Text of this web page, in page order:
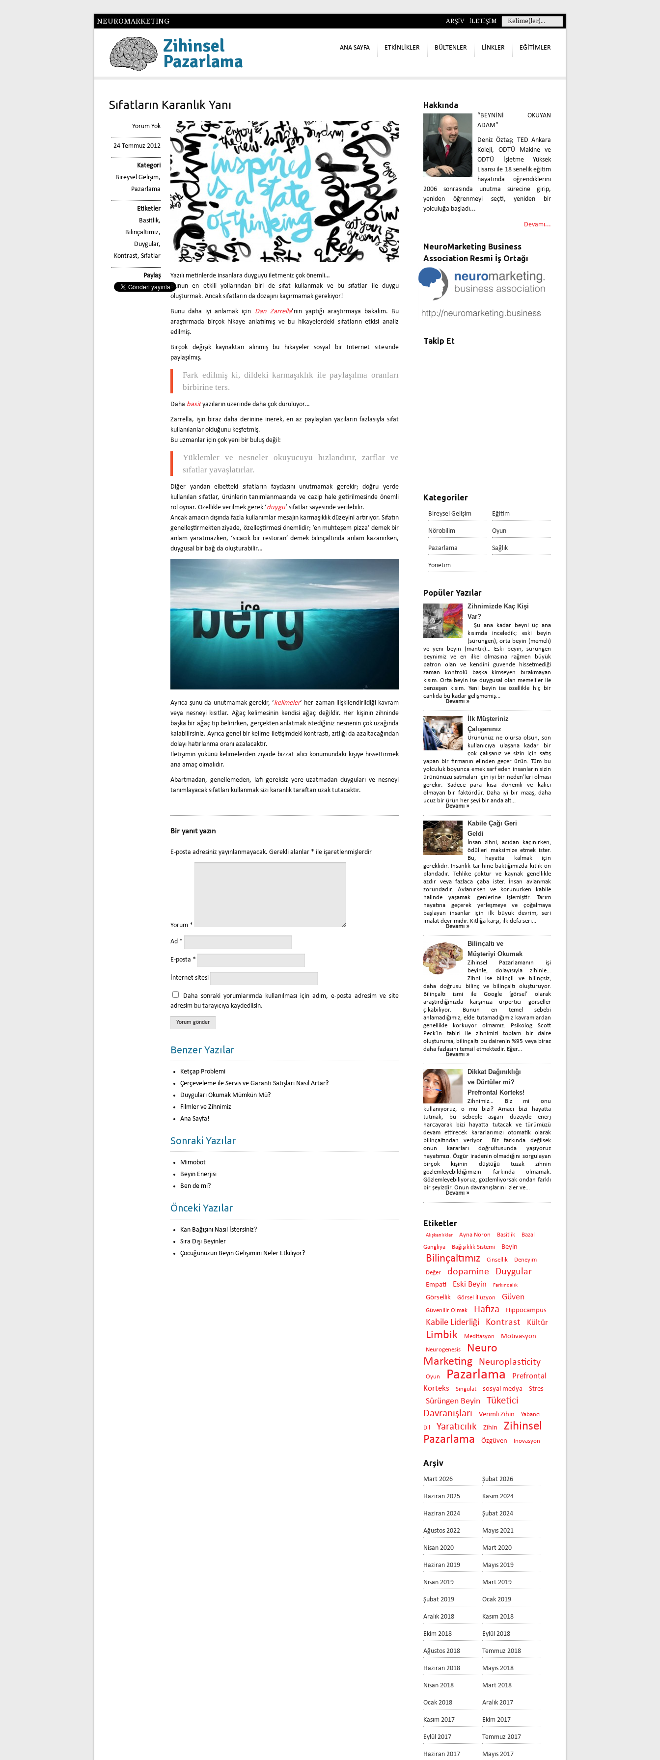
NEUROMARKETING ARŞİV İLETİŞİM
Zihinsel
Pazarlama
ANA SAYFA ETKİNLİKLER BÜLTENLER LİNKLER EĞİTİMLER
Sıfatların Karanlık Yanı
Yorum Yok
24 Temmuz 2012
Kategori
Bireysel Gelişim,
Pazarlama
Etiketler
Basitlik,
Bilinçaltımız,
Duygular,
Kontrast, Sıfatlar
Paylaş
Yazılı metinlerde insanlara duyguyu iletmeniz çok önemli…
Bunun en etkili yollarından biri de sıfat kullanmak ve bu sıfatlar ile duygu
oluşturmak. Ancak sıfatların da dozajını kaçırmamak gerekiyor!
Bunu daha iyi anlamak için Dan Zarrella’nın yaptığı araştırmaya bakalım. Bu
araştırmada birçok hikaye anlatılmış ve bu hikayelerdeki sıfatların etkisi analiz
edilmiş.
Birçok değişik kaynaktan alınmış bu hikayeler sosyal bir İnternet sitesinde
paylaşılmış.
Fark edilmiş ki, dildeki karmaşıklık ile paylaşılma oranları
birbirine ters.
Daha basityazıların üzerinde daha çok duruluyor…
Zarrella, işin biraz daha derinine inerek, en az paylaşılan yazıların fazlasıyla sıfat
kullanılanlar olduğunu keşfetmiş.
Bu uzmanlar için çok yeni bir buluş değil:
Yüklemler ve nesneler okuyucuyu hızlandırır, zarflar ve
sıfatlar yavaşlatırlar.
Diğer yandan elbetteki sıfatların faydasını unutmamak gerekir; doğru yerde
kullanılan sıfatlar, ürünlerin tanımlanmasında ve cazip hale getirilmesinde önemli
rol oynar. Özellikle verilmek gerek ‘duygu‘ sıfatlar sayesinde verilebilir.
Ancak amacın dışında fazla kullanımlar mesajın karmaşıklık düzeyini artırıyor. Sıfatın
genelleştirmekten ziyade, özelleştirmesi önemlidir; ‘en muhteşem pizza’ demek bir
anlam yaratmazken, ‘sıcacık bir restoran’ demek bilinçaltında anlam kazanırken,
duygusal bir bağ da oluşturabilir…
Ayrıca şunu da unutmamak gerekir, ‘kelimeler‘ her zaman ilişkilendirildiği kavram
veya nesneyi kısıtlar. Ağaç kelimesinin kendisi ağaç değildir. Her kişinin zihninde
başka bir ağaç tip belirirken, gerçekten anlatmak istediğiniz nesnenin çok uzağında
kalabilirsiniz. Ayrıca genel bir kelime iletişimdeki kontrastı, zıtlığı da azaltacağından
dolayı hatırlanma oranı azalacaktır.
İletişimin yükünü kelimelerden ziyade bizzat alıcı konumundaki kişiye hissettirmek
ana amaç olmalıdır.
Abartmadan, genellemeden, lafı gereksiz yere uzatmadan duyguları ve nesneyi
tanımlayacak sıfatları kullanmak sizi karanlık taraftan uzak tutacaktır.
Bir yanıt yazın
E-posta adresiniz yayınlanmayacak. Gerekli alanlar * ile işaretlenmişlerdir
Yorum *
Ad *
E-posta *
İnternet sitesi
Daha sonraki yorumlarımda kullanılması için adım, e-posta adresim ve site
adresim bu tarayıcıya kaydedilsin.
Benzer Yazılar
Ketçap Problemi
Çerçeveleme ile Servis ve Garanti Satışları Nasıl Artar?
Duyguları Okumak Mümkün Mü?
Filmler ve Zihnimiz
Ana Sayfa!
Sonraki Yazılar
Mimobot
Beyin Enerjisi
Ben de mi?
Önceki Yazılar
Kan Bağışını Nasıl İstersiniz?
Sıra Dışı Beyinler
Çocuğunuzun Beyin Gelişimini Neler Etkiliyor?
Hakkında
“BEYNİNİ OKUYAN
ADAM”
Deniz Öztaş; TED Ankara
Koleji, ODTÜ Makine ve
ODTÜ İşletme Yüksek
Lisansı ile 18 senelik eğitim
hayatında öğrendiklerini
2006 sonrasında unutma sürecine girip,
yeniden öğrenmeyi seçti, yeniden bir
yolculuğa başladı...
Devamı...
NeuroMarketing Business
Association Resmi İş Ortağı
Takip Et
Kategoriler
Bireysel Gelişim Eğitim
Nörobilim Oyun
Pazarlama Sağlık
Yönetim
Popüler Yazılar
Zihnimizde Kaç Kişi
Var?
Şu ana kadar beyni üç ana
kısımda inceledik; eski beyin
(sürüngen), orta beyin (memeli)
ve yeni beyin (mantık)… Eski beyin, sürüngen
beynimiz ve en ilkel olmasına rağmen büyük
patron olan ve kendini guvende hissetmediği
zaman kontrolü başka kimseyen bırakmayan
kısım. Orta beyin ise duygusal olan memeliler ile
benzeşen kısım. Yeni beyin ise özellikle hiç bir
canlıda bu kadar gelişmemiş...
Devamı »
İlk Müşteriniz
Çalışanınız
Ürününüz ne olursa olsun, son
kullanıcıya ulaşana kadar bir
çok çalışanız ve sizin için satış
yapan bir firmanın elinden geçer ürün. Tüm bu
yolculuk boyunca emek sarf eden insanların sizin
ürününüzü satmaları için iyi bir neden’leri olması
gerekir. Sadece para kısa dönemli ve kalıcı
olmayan bir faktördür. Daha iyi bir maaş, daha
ucuz bir ürün her şeyi bir anda alt...
Devamı »
Kabile Çağı Geri
Geldi
İnsan zihni, acıdan kaçınırken,
ödülleri maksimize etmek ister.
Bu, hayatta kalmak için
gereklidir. İnsanlık tarihine baktığımızda kıtlık ön
plandadır. Tehlike çoktur ve kaynak genellikle
azdır veya fazlaca çaba ister. İnsan avlanmak
zorundadır. Avlanırken ve korunurken kabile
halinde yaşamak genlerine işlemiştir. Tarım
hayatına geçerek yerleşmeye ve çoğalmaya
başlayan insanlar için ilk büyük devrim, seri
imalat devrimidir. Kıtlığa karşı, ilk defa seri...
Devamı »
Bilinçaltı ve
Müşteriyi Okumak
Zihinsel Pazarlamanın işi
beyinle, dolayısıyla zihinle…
Zihni ise bilinçli ve bilinçsiz,
daha doğrusu bilinç ve bilinçaltı oluşturuyor.
Bilinçaltı ismi ile Google ‘görsel’ olarak
araştırdığınızda karşınıza ürpertici görseller
çıkabiliyor. Bunun en temel sebebi
anlamadığımız, elde tutamadığımız kavramlardan
genellikle korkuyor olmamız. Psikolog Scott
Peck’in tabiri ile zihnimizi toplam bir daire
oluşturursa, bilinçaltı bu dairenin %95 veya biraz
daha fazlasını temsil etmektedir. Eğer...
Devamı »
Dikkat Dağınıklığı
ve Dürtüler mi?
Prefrontal Korteks!
Zihnimiz… Biz mi onu
kullanıyoruz, o mu bizi? Amacı bizi hayatta
tutmak, bu sebeple asgari düzeyde enerj
harcayarak bizi hayatta tutacak ve türümüzü
devam ettirecek kararlarımızı otomatik olarak
bilinçaltından veriyor… Biz farkında değilsek
onun kararları doğrultusunda yaşıyoruz
hayatımızı. Özgür iradenin olmadığını sorgulayan
birçok kişinin düştüğü tuzak zihnin
gözlemleyebildiğimizin farkında olmamak.
Gözlemleyebiliyoruz, gözlemliyorsak ondan farklı
bir şeyizdir. Onun davranışlarını izler ve...
Devamı »
Etiketler
Alışkanlıklar Ayna Nöron Basitlik
Bazal
Gangliya
Bağışıklık Sistemi Beyin
Bilinçaltımız Cinsellik
Deneyim
Değer
dopamine Duygular
Empati Eski Beyin Farkındalık
Görsellik Görsel İllüzyon Güven
Güvenilir Olmak Hafıza Hippocampus
Kabile Liderliği Kontrast Kültür
Limbik Meditasyon Motivasyon
Neurogenesis
Neuro
Marketing
Neuroplasticity
Oyun Pazarlama
Prefrontal
Korteks
Singulat sosyal medya Stres
Sürüngen Beyin
Tüketici
Davranışları
Verimli Zihin Yabancı
Dil Yaratıcılık Zihin
Zihinsel
Pazarlama
Özgüven İnovasyon
Arşiv
Mart 2026 Şubat 2026
Haziran 2025 Kasım 2024
Haziran 2024 Şubat 2024
Ağustos 2022 Mayıs 2021
Nisan 2020 Mart 2020
Haziran 2019 Mayıs 2019
Nisan 2019 Mart 2019
Şubat 2019 Ocak 2019
Aralık 2018 Kasım 2018
Ekim 2018 Eylül 2018
Ağustos 2018 Temmuz 2018
Haziran 2018 Mayıs 2018
Nisan 2018 Mart 2018
Ocak 2018 Aralık 2017
Kasım 2017 Ekim 2017
Eylül 2017 Temmuz 2017
Haziran 2017 Mayıs 2017